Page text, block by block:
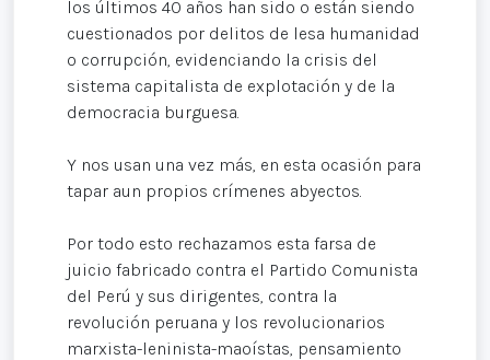
los últimos 40 años han sido o están siendo
cuestionados por delitos de lesa humanidad
o corrupción, evidenciando la crisis del
sistema capitalista de explotación y de la
democracia burguesa.
Y nos usan una vez más, en esta ocasión para
tapar aun propios crímenes abyectos.
Por todo esto rechazamos esta farsa de
juicio fabricado contra el Partido Comunista
del Perú y sus dirigentes, contra la
revolución peruana y los revolucionarios
marxista-leninista-maoístas, pensamiento